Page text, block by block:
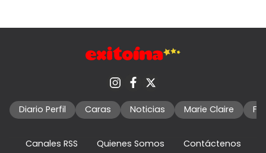
Diario Perfil Caras Noticias Marie Claire
Canales RSS Quienes Somos Contáctenos